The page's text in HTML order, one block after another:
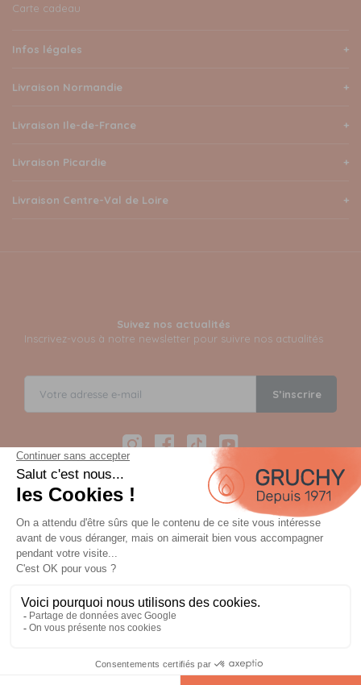
Carte cadeau
Infos légales
Livraison Normandie
Livraison Ile-de-France
Livraison Picardie
Livraison Centre-Val de Loire
Suivez nos actualités
Inscrivez-vous à notre newsletter pour suivre nos actualités
S’inscrire
InstagramFacebook
TikTokYouTube
Paiement sécurisé en 12 fois avec Alma
Paiement 100% sécurisé par 3D Secure et possible en 3,
Planifiez votre commande et payez à la
livraison ou lors du retrait.